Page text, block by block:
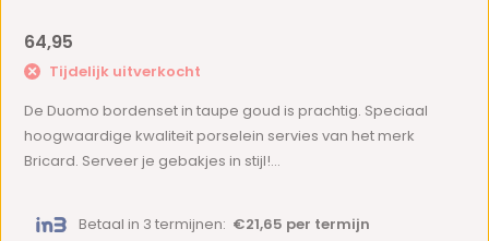
64,95
Tijdelijk uitverkocht
De Duomo bordenset in taupe goud is prachtig. Speciaal
hoogwaardige kwaliteit porselein servies van het merk
Bricard. Serveer je gebakjes in stijl!...
Betaal in 3 termijnen: €21,65 per termijn